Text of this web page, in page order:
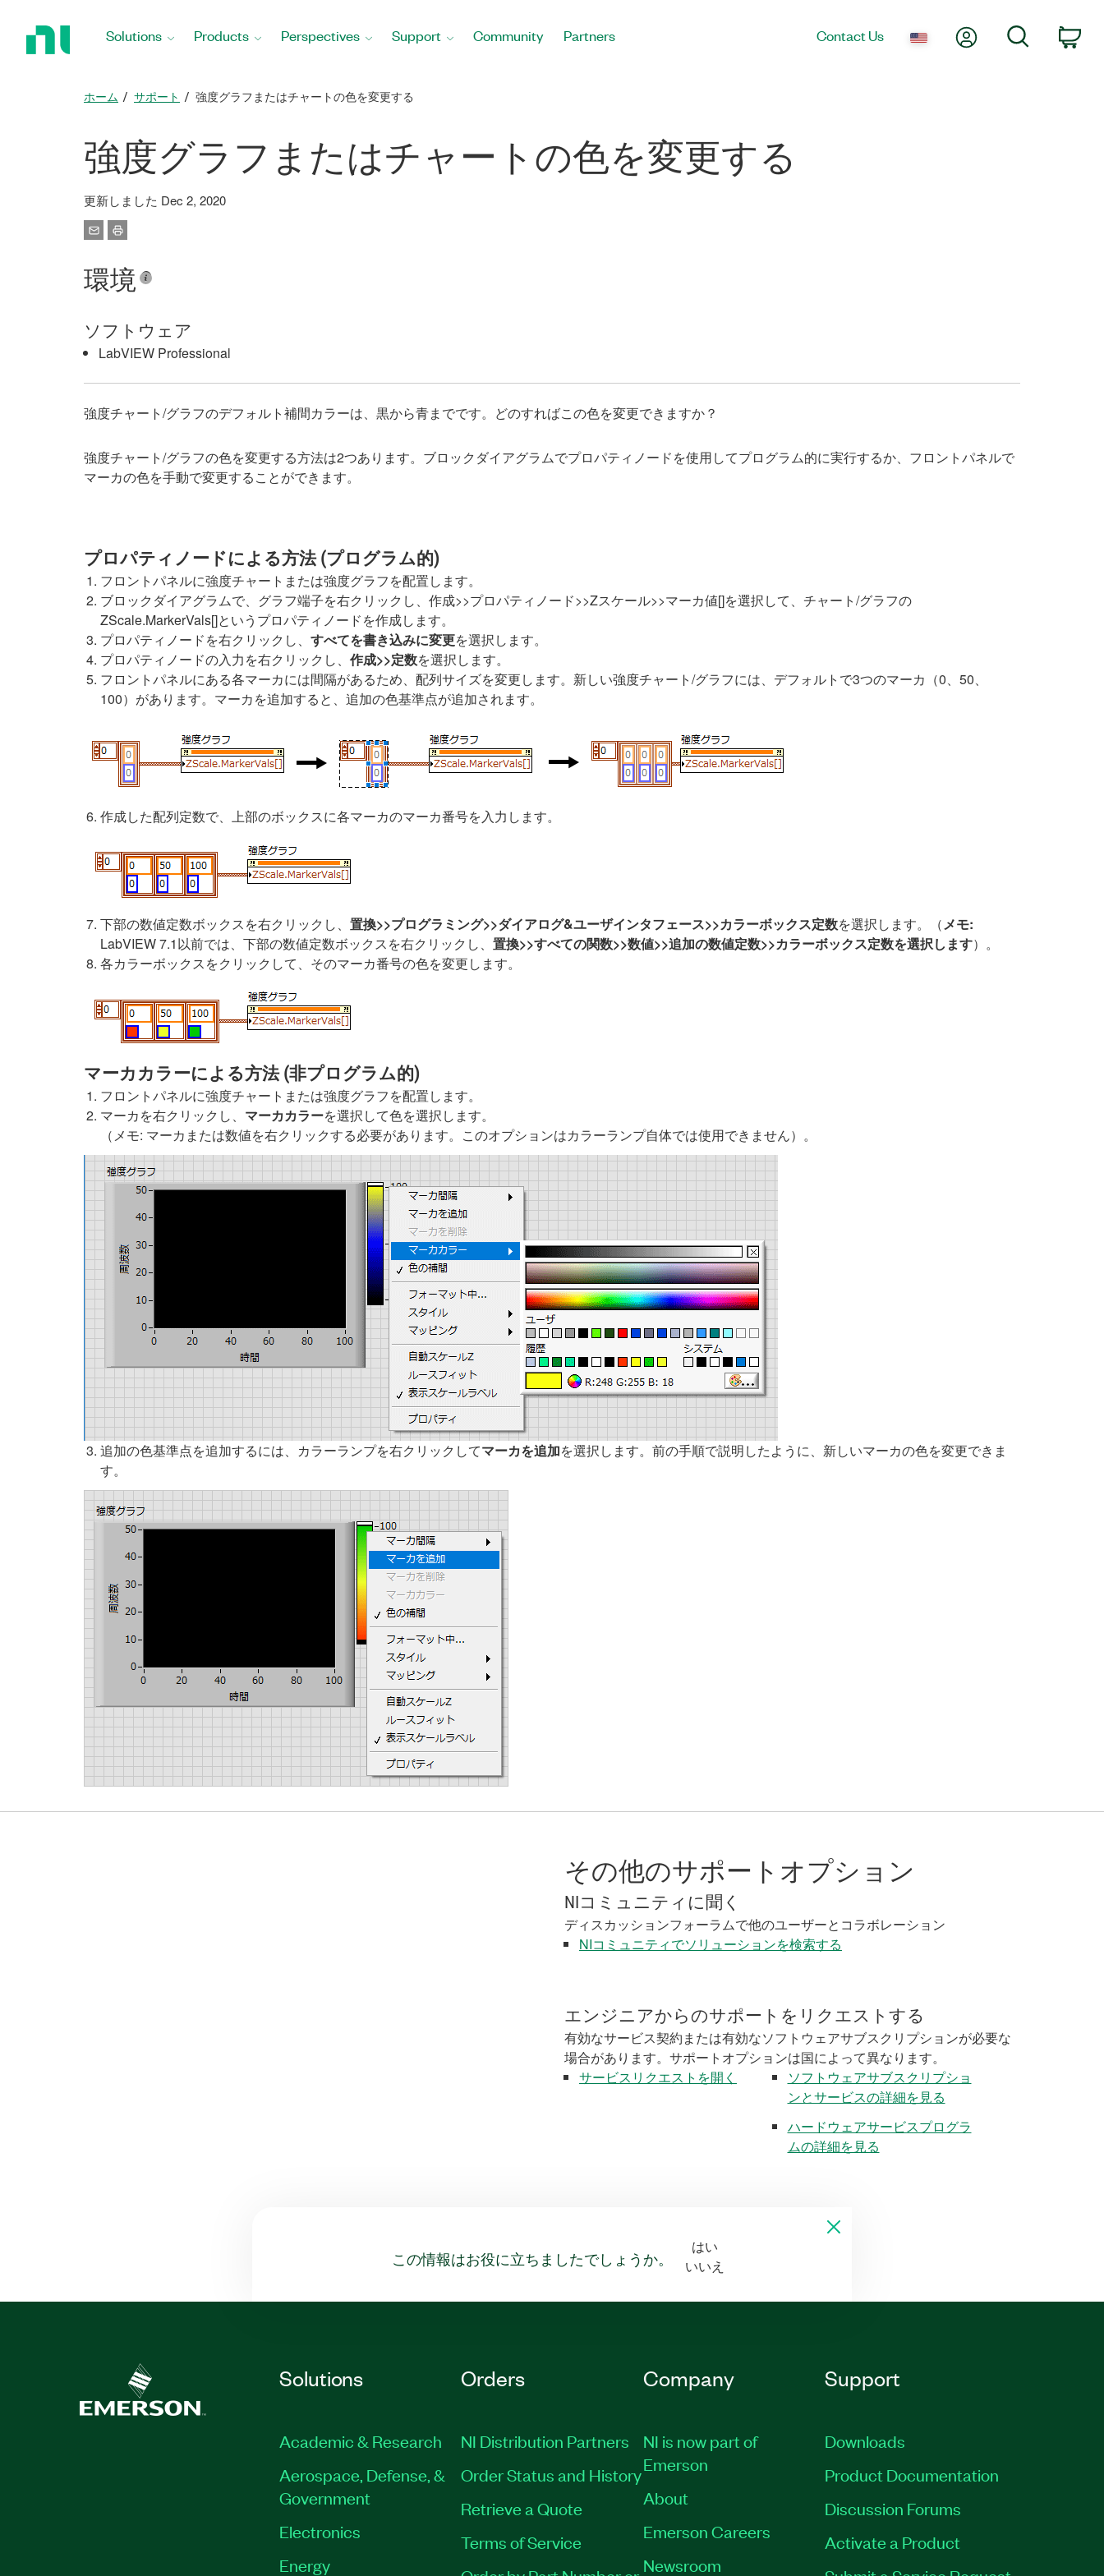
Solutions Products Perspectives Support Community Partners Contact Us My AccountSearch
ホーム サポート 強度グラフまたはチャートの色を変更する
強度グラフまたはチャートの色を変更する
更新しました Dec 2, 2020
環境
ソフトウェア
LabVIEW Professional
強度チャート/グラフのデフォルト補間カラーは、黒から青までです。どのすればこの色を変更できますか？
強度チャート/グラフの色を変更する方法は2つあります。ブロックダイアグラムでプロパティノードを使用してプログラム的に実行するか、フロントパネルで
マーカの色を手動で変更することができます。
プロパティノードによる方法 (プログラム的)
フロントパネルに強度チャートまたは強度グラフを配置します。
ブロックダイアグラムで、グラフ端子を右クリックし、作成>>プロパティノード>>Zスケール>>マーカ値[]を選択して、チャート/グラフの
ZScale.MarkerVals[]というプロパティノードを作成します。
プロパティノードを右クリックし、 すべてを書き込みに変更を選択します。
プロパティノードの入力を右クリックし、 作成>>定数を選択します。
フロントパネルにある各マーカには間隔があるため、配列サイズを変更します。新しい強度チャート/グラフには、デフォルトで3つのマーカ（0、50、
100）があります。マーカを追加すると、追加の色基準点が追加されます。
作成した配列定数で、上部のボックスに各マーカのマーカ番号を入力します。
下部の数値定数ボックスを右クリックし、 置換>>プログラミング>>ダイアログ&ユーザインタフェース>>カラーボックス定数を選択します。（メモ:
LabVIEW 7.1以前では、下部の数値定数ボックスを右クリックし、 置換>>すべての関数>>数値>>追加の数値定数>>カラーボックス定数を選択します）。
各カラーボックスをクリックして、そのマーカ番号の色を変更します。
マーカカラーによる方法 (非プログラム的)
フロントパネルに強度チャートまたは強度グラフを配置します。
マーカを右クリックし、 マーカカラーを選択して色を選択します。
（メモ: マーカまたは数値を右クリックする必要があります。このオプションはカラーランプ自体では使用できません）。
追加の色基準点を追加するには、カラーランプを右クリックしてマーカを追加を選択します。前の手順で説明したように、新しいマーカの色を変更できま
す。
その他のサポートオプション
NIコミュニティに聞く
ディスカッションフォーラムで他のユーザーとコラボレーション
NIコミュニティでソリューションを検索する
エンジニアからのサポートをリクエストする
有効なサービス契約または有効なソフトウェアサブスクリプションが必要な
場合があります。サポートオプションは国によって異なります。
サービスリクエストを開く
ソフトウェアサブスクリプショ
ンとサービスの詳細を見る
ハードウェアサービスプログラ
ムの詳細を見る
この情報はお役に立ちましたでしょうか。
はい
いいえ
Solutions
Academic & Research
Aerospace, Defense, &
Government
Electronics
Energy
Orders
NI Distribution Partners
Order Status and History
Retrieve a Quote
Terms of Service
Company
NI is now part of
Emerson
About
Emerson Careers
Newsroom
Support
Downloads
Product Documentation
Discussion Forums
Activate a Product